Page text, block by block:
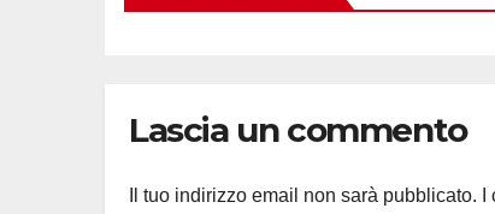
Lascia un commento
Il tuo indirizzo email non sarà pubblicato.